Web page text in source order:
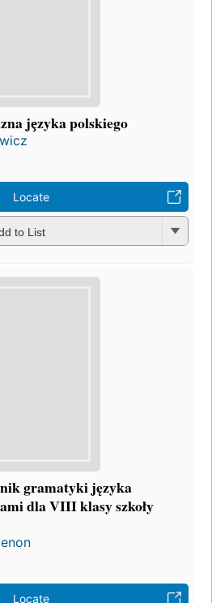
jȩzyka polskiego
Locate
to List
gramatyki języka
dla VIII klasy szkoły
Locate